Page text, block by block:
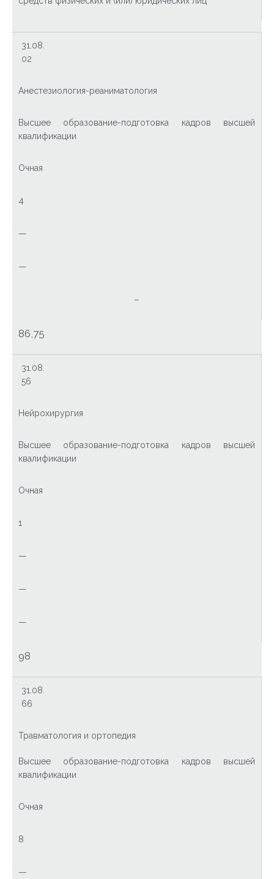
31.08.
02
Анестезиология-реаниматология
Высшее образование-подготовка кадров высшей
квалификации
Очная
4
—
—
–
86,75
31.08.
56
Нейрохирургия
Высшее образование-подготовка кадров высшей
квалификации
Очная
1
—
—
—
98
31.08.
66
Травматология и ортопедия
Высшее образование-подготовка кадров высшей
квалификации
Очная
8
—